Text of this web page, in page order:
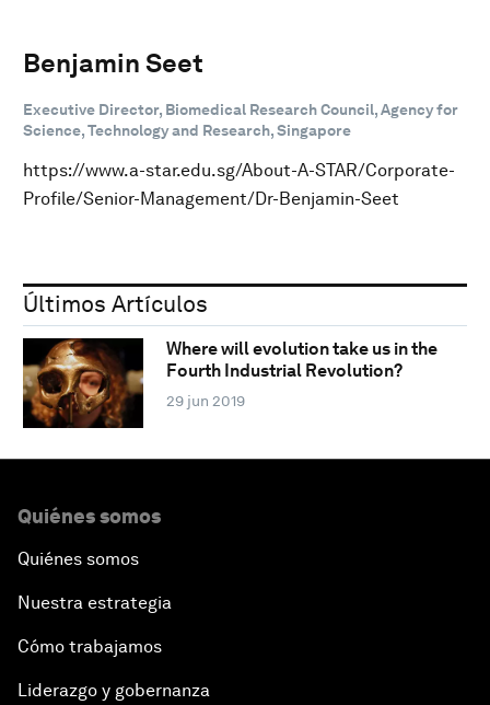
Benjamin Seet
Executive Director, Biomedical Research Council, Agency for
Science, Technology and Research, Singapore
https://www.a-star.edu.sg/About-A-STAR/Corporate-
Profile/Senior-Management/Dr-Benjamin-Seet
Últimos Artículos
Where will evolution take us in the
Fourth Industrial Revolution?
29 jun 2019
Quiénes somos
Quiénes somos
Nuestra estrategia
Cómo trabajamos
Liderazgo y gobernanza